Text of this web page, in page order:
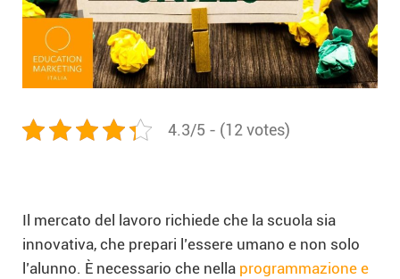
4.3/5 - (12 votes)
Il mercato del lavoro richiede che la scuola sia
innovativa, che prepari l’essere umano e non solo
l’alunno. È necessario che nella programmazione e